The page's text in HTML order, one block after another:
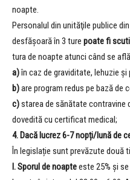
noapte.
Personalul din unităţile publice
desfăşoară în 3 ture poate fi
tura de noapte atunci când se
a)în caz de graviditate, lehuzie
b)are program redus pe bază de
c)starea de sănătate contravine
dovedită cu certificat medical;
4. Dacă lucrez 6-7 nopți/lună de
În legislație sunt prevăzute două
I. Sporul de noapteeste 25% și